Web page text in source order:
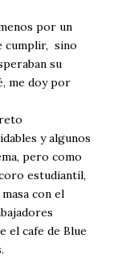
por un
cumplir, sino
su
me doy por
y algunos
pero como
estudiantil,
con el
el cafe de Blue